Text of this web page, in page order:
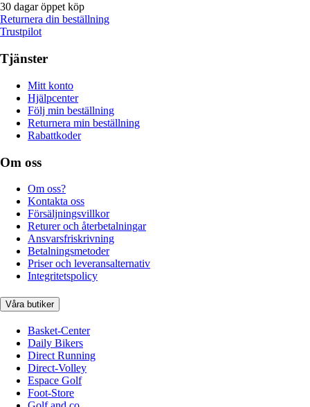
30 dagar öppet köp
Returnera din beställning
Trustpilot
Tjänster
Mitt konto
Hjälpcenter
Följ min beställning
Returnera min beställning
Rabattkoder
Om oss
Om oss?
Kontakta oss
Försäljningsvillkor
Returer och återbetalningar
Ansvarsfriskrivning
Betalningsmetoder
Priser och leveransalternativ
Integritetspolicy
Våra butiker
Basket-Center
Daily Bikers
Direct Running
Direct-Volley
Espace Golf
Foot-Store